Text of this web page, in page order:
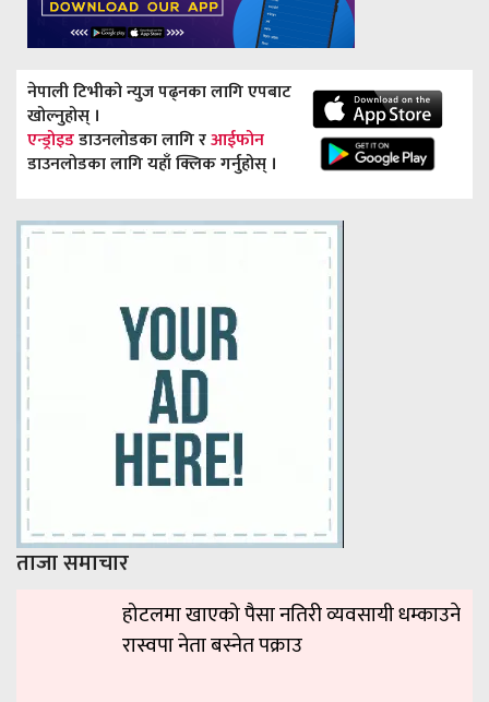
नेपाली टिभीको न्युज पढ्नका लागि एपबाट
खोल्नुहोस् ।
एन्ड्रोइडडाउनलोडका लागि रआईफोन
डाउनलोडका लागि यहाँ क्लिक गर्नुहोस् ।
ताजा समाचार
होटलमा खाएको पैसा नतिरी व्यवसायी धम्काउने
रास्वपा नेता बस्नेत पक्राउ